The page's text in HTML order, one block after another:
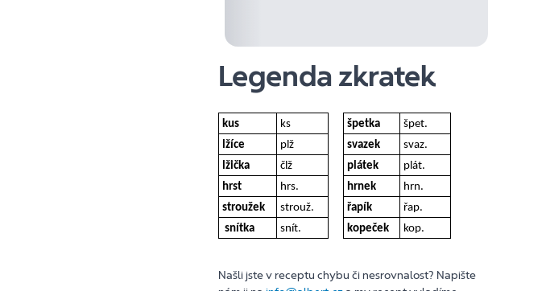
Legenda zkratek
kus ks špetka
špet.
lžíce
plž svazek
svaz.
lžička
člž plátek
plát.
hrst
hrs. hrnek
hrn.
stroužek
strouž. řapík
řap.
snítka
snít. kopeček kop.
Našli jste v receptu chybu či nesrovnalost? Napište